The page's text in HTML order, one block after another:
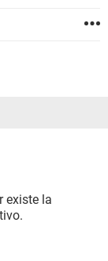
existe la